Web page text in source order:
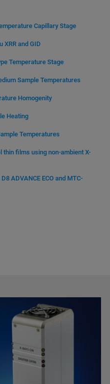
Capillary Stage
XRR and GID
Temperature Stage
Sample Temperatures
Homogenity
Heating
Temperatures
thin films using non-ambient X-
ADVANCE ECO and MTC-